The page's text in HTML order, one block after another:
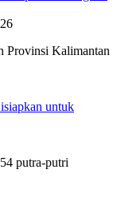
Provinsi Kalimantan
untuk
putra-putri